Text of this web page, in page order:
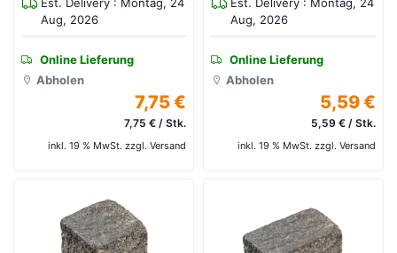
Aug, 2026
Online Lieferung
Abholen
7,75 €
7,75 € / Stk.
inkl. 19 % MwSt. zzgl. Versand
Aug, 2026
Online Lieferung
Abholen
5,59 €
5,59 € / Stk.
inkl. 19 % MwSt. zzgl. Versand